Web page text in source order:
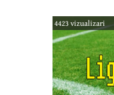
ultimele
marcat 25 de
ale gazdelor,
oaspeţilor.
4423 vizualizari